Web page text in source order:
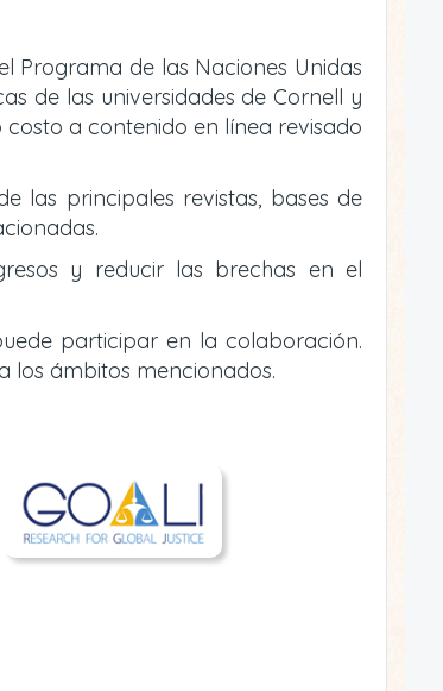
Programa de las Naciones Unidas
de las universidades de Cornell y
a contenido en línea revisado
las principales revistas, bases de
y reducir las brechas en el
participar en la colaboración.
los ámbitos mencionados.